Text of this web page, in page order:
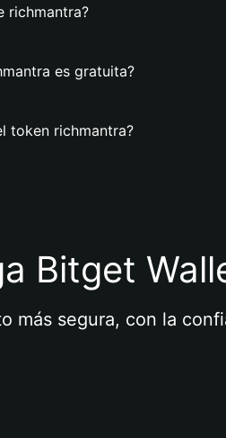
richmantra?
es gratuita?
token richmantra?
Bitget
más segura, con la